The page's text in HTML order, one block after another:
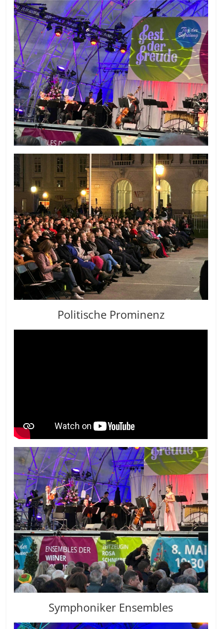
Politische Prominenz
Symphoniker Ensembles